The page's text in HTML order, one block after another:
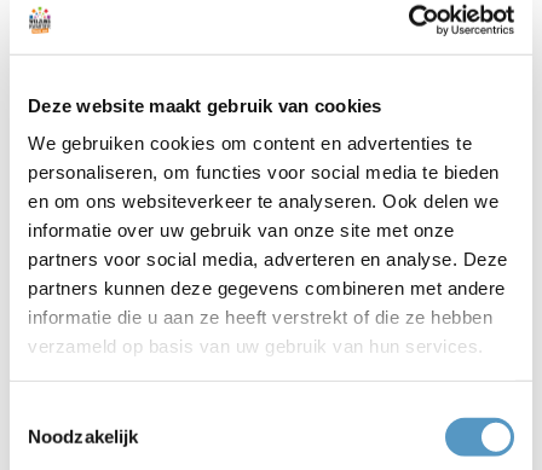
Deze website maakt gebruik van cookies
We gebruiken cookies om content en advertenties te
personaliseren, om functies voor social media te bieden
en om ons websiteverkeer te analyseren. Ook delen we
informatie over uw gebruik van onze site met onze
partners voor social media, adverteren en analyse. Deze
partners kunnen deze gegevens combineren met andere
informatie die u aan ze heeft verstrekt of die ze hebben
verzameld op basis van uw gebruik van hun services.
Noodzakelijk
Op woensdag 1 oktober zetten 12 locaties van
Welzijnskwartier de deuren wagenwijd open. In alle
ben je van harte welkom om binnen te lopen, rond te
kijken en mee te doen. Jong en oud, en iedereen daar
tussenin, kan een extra Welzijnskwartiertje scoren.
Op elke locatie valt er van alles te beleven. Maak kennis
met onze enthousiaste teams, ontdek een breed scala aan
activiteiten en proef de gezellige sfeer. Bezoekers kunnen
deelnemen aan creatieve workshops zoals schminken en
bakken, een DJ-les volgen, meedoen aan Insta-challenges
of meer horen over een toffe vrijwilligersklus. Het belooft